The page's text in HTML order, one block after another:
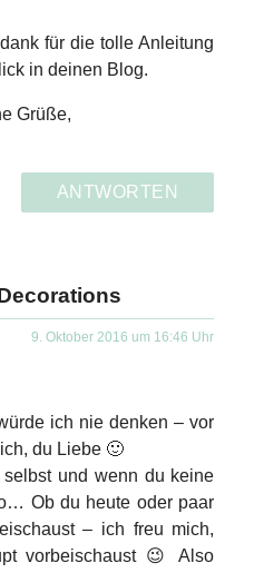
für die tolle Anleitung
in deinen Blog.
Grüße,
ANTWORTEN
9. Oktober 2016 um 16:46 Uhr
ich nie denken – vor
du Liebe 🙂
selbst und wenn du keine
Ob du heute oder paar
– ich freu mich,
vorbeischaust 😉 Also